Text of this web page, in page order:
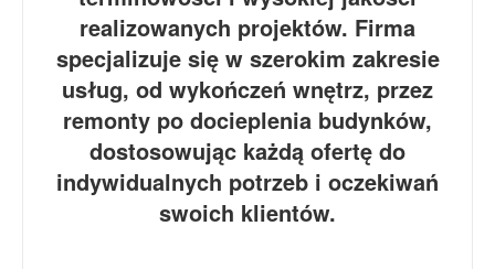
realizowanych projektów. Firma
specjalizuje się w szerokim zakresie
usług, od wykończeń wnętrz, przez
remonty po docieplenia budynków,
dostosowując każdą ofertę do
indywidualnych potrzeb i oczekiwań
swoich klientów.